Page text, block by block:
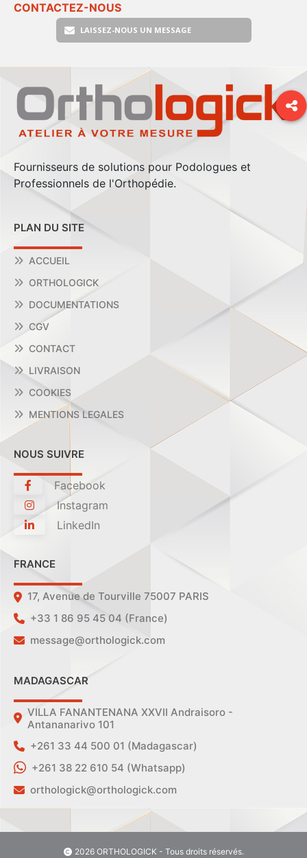
CONTACTEZ-NOUS
LAISSEZ-NOUS UN MESSAGE
Fournisseurs de solutions pour Podologues et
Professionnels de l'Orthopédie.
PLAN DU SITE
ACCUEIL
ORTHOLOGICK
DOCUMENTATIONS
CGV
CONTACT
LIVRAISON
COOKIES
MENTIONS LEGALES
NOUS SUIVRE
Facebook
Instagram
LinkedIn
FRANCE
17, Avenue de Tourville 75007 PARIS
+33 1 86 95 45 04 (France)
message@orthologick.com
MADAGASCAR
VILLA FANANTENANA XXVII Andraisoro -
Antananarivo 101
+261 33 44 500 01 (Madagascar)
+261 38 22 610 54 (Whatsapp)
orthologick@orthologick.com
2026 ORTHOLOGICK - Tous droits réservés.